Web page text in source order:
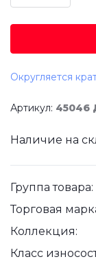
Округляется
Артикул: 45046
Наличие на
Группа товара:
Торговая
Коллекция:
Класс